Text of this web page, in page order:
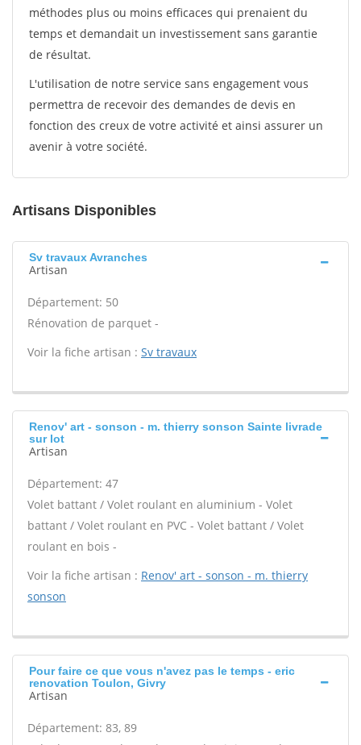
méthodes plus ou moins efficaces qui prenaient du
temps et demandait un investissement sans garantie
de résultat.
L'utilisation de notre service sans engagement vous
permettra de recevoir des demandes de devis en
fonction des creux de votre activité et ainsi assurer un
avenir à votre société.
Artisans Disponibles
Sv travaux Avranches
Artisan
Département: 50
Rénovation de parquet -
Voir la fiche artisan : Sv travaux
Renov' art - sonson - m. thierry sonson Sainte livrade
sur lot
Artisan
Département: 47
Volet battant / Volet roulant en aluminium - Volet
battant / Volet roulant en PVC - Volet battant / Volet
roulant en bois -
Voir la fiche artisan : Renov' art - sonson - m. thierry
sonson
Pour faire ce que vous n'avez pas le temps - eric
renovation Toulon, Givry
Artisan
Département: 83, 89